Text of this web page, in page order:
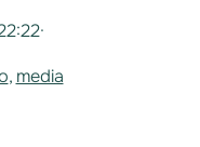
·
, media